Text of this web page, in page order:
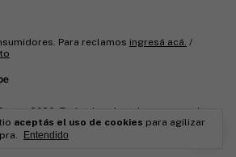
aceptás el uso de cookies para agilizar
Entendido
Para reclamos ingresá acá. /
- 2026. Todos los derechos reservados.